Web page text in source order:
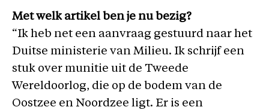
Met welk artikel ben je nu bezig?
“Ik heb net een aanvraag gestuurd naar het
Duitse ministerie van Milieu. Ik schrijf een
stuk over munitie uit de Tweede
Wereldoorlog, die op de bodem van de
Oostzee en Noordzee ligt. Er is een